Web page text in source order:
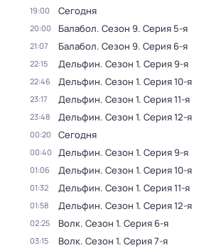
19:00 Сегодня
20:00 Балабол. Сезон 9. Серия 5-я
21:07 Балабол. Сезон 9. Серия 6-я
22:15 Дельфин. Сезон 1. Серия 9-я
22:46 Дельфин. Сезон 1. Серия 10-я
23:17 Дельфин. Сезон 1. Серия 11-я
23:48 Дельфин. Сезон 1. Серия 12-я
00:20 Сегодня
00:40 Дельфин. Сезон 1. Серия 9-я
01:06 Дельфин. Сезон 1. Серия 10-я
01:32 Дельфин. Сезон 1. Серия 11-я
01:58 Дельфин. Сезон 1. Серия 12-я
02:25 Волк. Сезон 1. Серия 6-я
03:15 Волк. Сезон 1. Серия 7-я